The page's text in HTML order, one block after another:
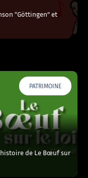
“Göttingen” et
PATRIMOINE
de Le Bœuf sur